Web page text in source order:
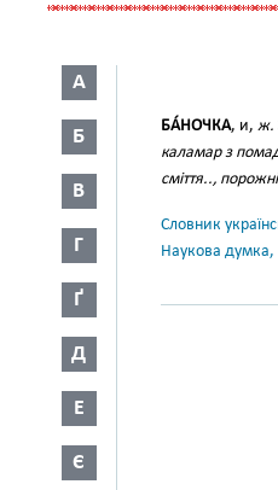
А
Б
В
Г
Ґ
Д
Е
Є
БА́НОЧКА, и, ж.
каламар з
сміття..,
Словник
Наукова